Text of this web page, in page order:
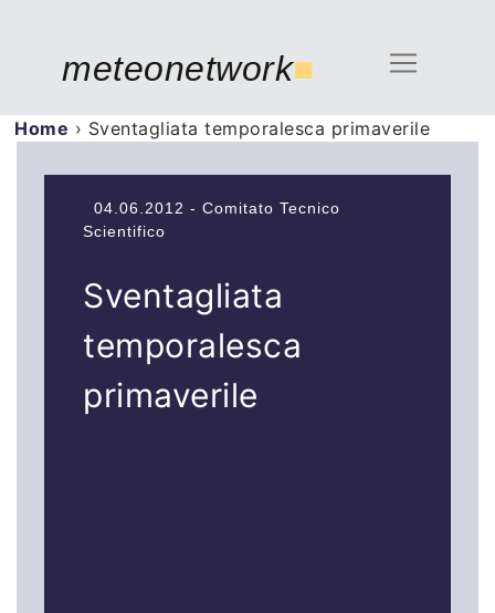
meteonetwork■
Home › Sventagliata temporalesca primaverile
04.06.2012 - Comitato Tecnico
Scientifico
Sventagliata
temporalesca
primaverile